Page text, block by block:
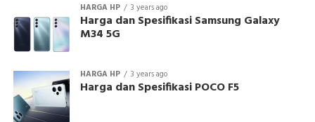
HARGA HP 3 years ago
Harga dan Spesifikasi Samsung Galaxy
M34 5G
HARGA HP 3 years ago
Harga dan Spesifikasi POCO F5